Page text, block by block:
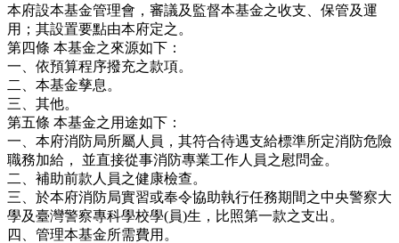
本府設本基金管理會，審議及監督本基金之收支、保管及運
用；其設置要點由本府定之。
第四條 本基金之來源如下：
一、依預算程序撥充之款項。
二、本基金孳息。
三、其他。
第五條 本基金之用途如下：
一、本府消防局所屬人員，其符合待遇支給標準所定消防危險
職務加給， 並直接從事消防專業工作人員之慰問金。
二、補助前款人員之健康檢查。
三、於本府消防局實習或奉令協助執行任務期間之中央警察大
學及臺灣警察專科學校學(員)生，比照第一款之支出。
四、管理本基金所需費用。